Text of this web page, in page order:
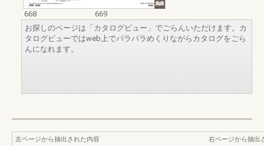
668
669
お探しのページは「カタログビュー」でごらんいただけます。カ
タログビューではweb上でパラパラめくりながらカタログをごら
んになれます。
左ページから抽出された内容
右ページから抽出